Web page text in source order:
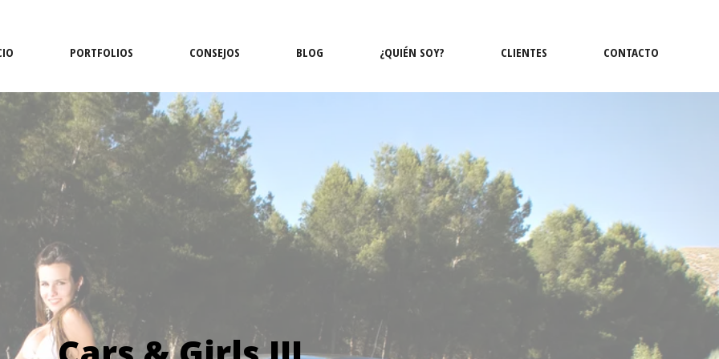
PORTFOLIOS CONSEJOS BLOG ¿QUIÉN SOY? CLIENTES CONTACTO